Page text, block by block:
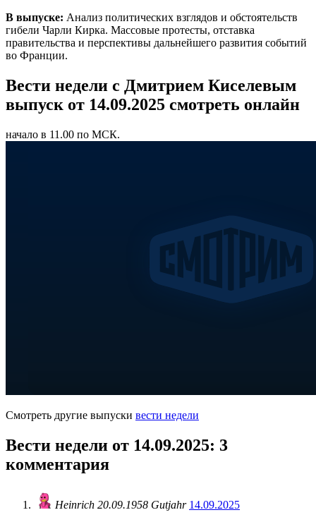
В выпуске: Анализ политических взглядов и обстоятельств
гибели Чарли Кирка. Массовые протесты, отставка
правительства и перспективы дальнейшего развития событий
во Франции.
Вести недели с Дмитрием Киселевым
выпуск от 14.09.2025 смотреть онлайн
начало в 11.00 по МСК.
Смотреть другие выпуски вести недели
Вести недели от 14.09.2025: 3
комментария
Heinrich 20.09.1958 Gutjahr 14.09.2025